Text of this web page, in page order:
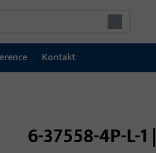
Kontakt
6-37558-4P-L-